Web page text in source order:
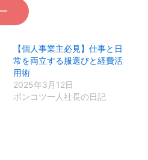
【個人事業主必見】仕事と日
常を両立する服選びと経費活
用術
2025年3月12日
ポンコツ一人社長の日記